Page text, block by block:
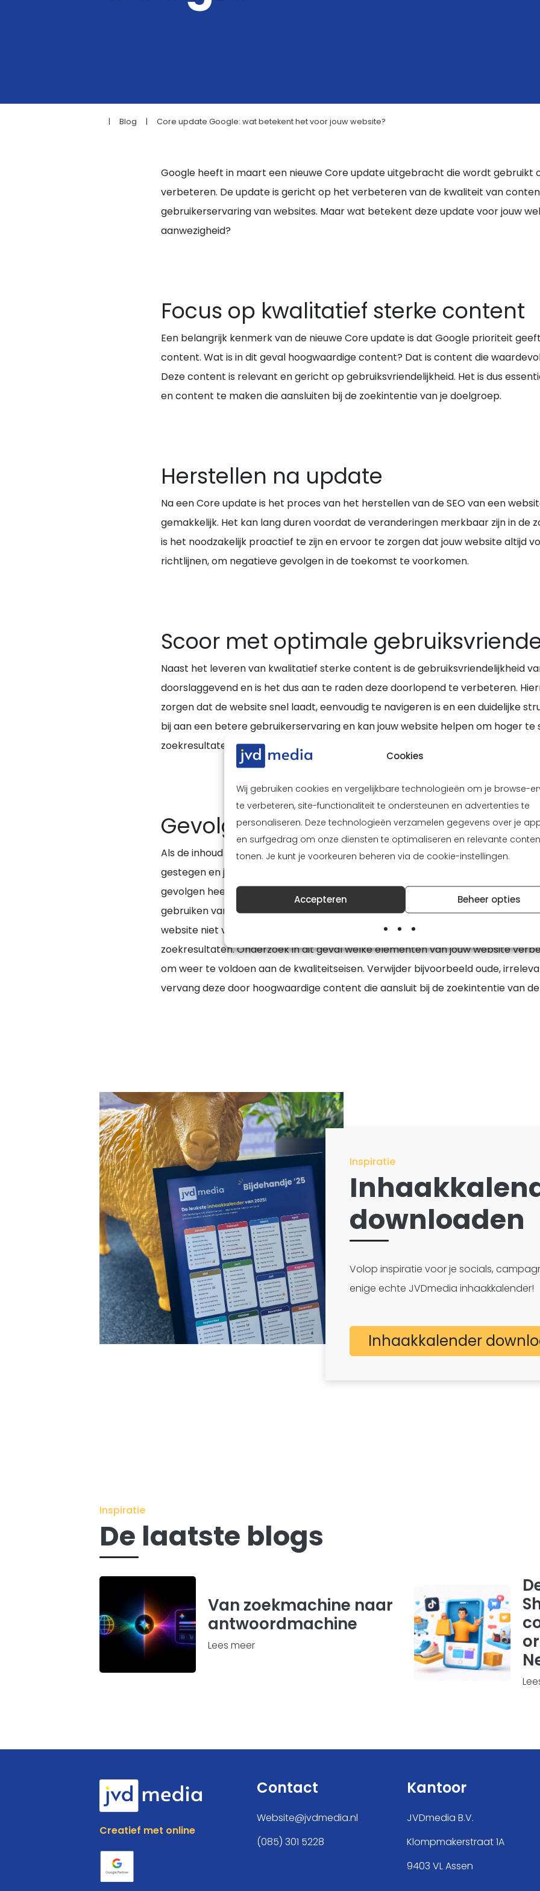
Cookies
Wij gebruiken cookies en vergelijkbare technologieën om je browse-
te verbeteren, site-functionaliteit te ondersteunen en advertenties te
personaliseren. Deze technologieën verzamelen gegevens over je
en surfgedrag om onze diensten te optimaliseren en relevante
tonen. Je kunt je voorkeuren beheren via de cookie-instellingen.
Accepteren Beheer opties
| Blog | Core update Google: wat betekent het voor jouw website?
Google heeft in maart een nieuwe Core update uitgebracht die wordt gebruikt
verbeteren. De update is gericht op het verbeteren van de kwaliteit van
gebruikerservaring van websites. Maar wat betekent deze update voor jouw
aanwezigheid?
Focus op kwalitatief sterke content
Een belangrijk kenmerk van de nieuwe Core update is dat Google prioriteit
content. Wat is in dit geval hoogwaardige content? Dat is content die
Deze content is relevant en gericht op gebruiksvriendelijkheid. Het is dus
en content te maken die aansluiten bij de zoekintentie van je doelgroep.
Herstellen na update
Na een Core update is het proces van het herstellen van de SEO van een
gemakkelijk. Het kan lang duren voordat de veranderingen merkbaar zijn in de
is het noodzakelijk proactief te zijn en ervoor te zorgen dat jouw website altijd
richtlijnen, om negatieve gevolgen in de toekomst te voorkomen.
Scoor met optimale
Naast het leveren van kwalitatief sterke content is de gebruiksvriendelijkheid
doorslaggevend en is het dus aan te raden deze doorlopend te verbeteren.
zorgen dat de website snel laadt, eenvoudig te navigeren is en een duidelijke
bij aan een betere gebruikerservaring en kan jouw website helpen om hoger te
zoekresultaten!
Gevolgen lage kwaliteit content
Als de inhoud en gebruiksvriendelijkheid van je website in orde zijn, is de kans
gestegen en je beter zichtbaar bent in Google. Maar het is ook mogelijk dat de
gevolgen heeft wanneer je website lage kwaliteit content bevat. Daarnaast
gebruiken van zoekwoorden of het kopen van backlinks door Google niet
website niet voldoet aan de kwaliteitseisen van Google, kan dit leiden tot een
zoekresultaten. Onderzoek in dit geval welke elementen van jouw website
om weer te voldoen aan de kwaliteitseisen. Verwijder bijvoorbeeld oude,
vervang deze door hoogwaardige content die aansluit bij de zoekintentie van
Inspiratie
downloaden
Volop inspiratie voor je socials,
enige echte JVDmedia inhaakkalender!
Inhaakkalender
Inspiratie
De laatste blogs
Van zoekmachine naar
antwoordmachine
Lees meer
Creatief met online
Contact
Website@jvdmedia.nl
(085) 301 5228
Kantoor
JVDmedia B.V.
Klompmakerstraat 1A
9403 VL Assen